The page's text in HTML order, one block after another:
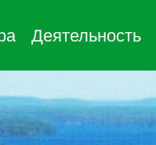
Деятельность